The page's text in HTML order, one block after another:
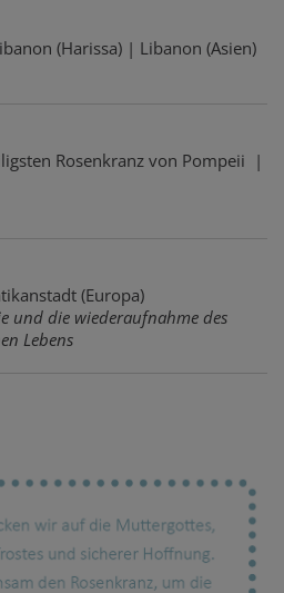
(Harissa) | Libanon (Asien)
Rosenkranz von Pompeii |
(Europa)
und die wiederaufnahme des
Lebens